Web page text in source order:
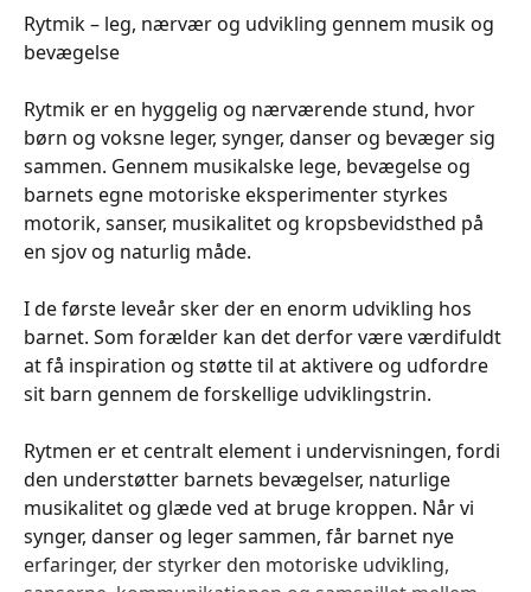
Rytmik – leg, nærvær og udvikling gennem musik og
bevægelse
Rytmik er en hyggelig og nærværende stund, hvor
børn og voksne leger, synger, danser og bevæger sig
sammen. Gennem musikalske lege, bevægelse og
barnets egne motoriske eksperimenter styrkes
motorik, sanser, musikalitet og kropsbevidsthed på
en sjov og naturlig måde.
I de første leveår sker der en enorm udvikling hos
barnet. Som forælder kan det derfor være værdifuldt
at få inspiration og støtte til at aktivere og udfordre
sit barn gennem de forskellige udviklingstrin.
Rytmen er et centralt element i undervisningen, fordi
den understøtter barnets bevægelser, naturlige
musikalitet og glæde ved at bruge kroppen. Når vi
synger, danser og leger sammen, får barnet nye
erfaringer, der styrker den motoriske udvikling,